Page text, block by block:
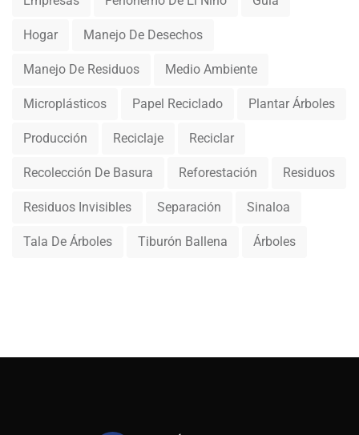
Hogar Manejo De Desechos
Manejo De Residuos Medio Ambiente
Microplásticos Papel Reciclado Plantar Árboles
Producción Reciclaje Reciclar
Recolección De Basura Reforestación Residuos
Residuos Invisibles Separación Sinaloa
Tala De Árboles Tiburón Ballena Árboles